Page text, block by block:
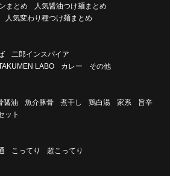
まとめ
人気醤油つけ麺まとめ
人気変わり種つけ麺まとめ
二郎インスパイア
LABO カレー その他
醤油 魚介豚骨 煮干し 鶏白湯 家系
旨辛
ット
こってり 超こってり